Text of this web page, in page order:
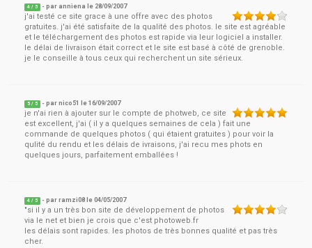
4 / 5 - par anniena le 28/09/2007
j'ai testé ce site grace à une offre avec des photos
gratuites. j'ai été satisfaite de la qualité des photos. le site est agréable
et le téléchargement des photos est rapide via leur logiciel a installer.
le délai de livraison était correct et le site est basé à côté de grenoble.
je le conseille à tous ceux qui recherchent un site sérieux.
5 / 5 - parnico51 le16/09/2007
je n'ai rien à ajouter sur le compte de photweb, ce site
est excellent, j'ai ( il y a quelques semaines de cela ) fait une
commande de quelques photos ( qui étaient gratuites ) pour voir la
qulité du rendu et les délais de ivraisons, j'ai recu mes phots en
quelques jours, parfaitement emballées !
4 / 5 - parramzi08 le04/05/2007
"si il y a un très bon site de développement de photos
via le net et bien je crois que c'est photoweb.fr
les délais sont rapides. les photos de très bonnes qualité et pas très
cher.